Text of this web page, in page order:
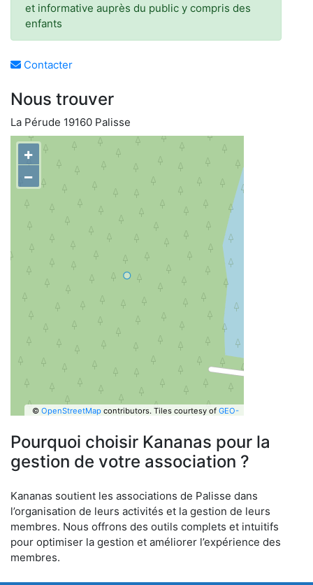
et informative auprès du public y compris des
enfants
Contacter
Nous trouver
La Pérude 19160 Palisse
+
−
© OpenStreetMapcontributors. Tiles courtesy of GEO-
Pourquoi choisir Kananas pour la
gestion de votre association ?
Kananas soutient les associations de Palisse dans
l’organisation de leurs activités et la gestion de leurs
membres. Nous offrons des outils complets et intuitifs
pour optimiser la gestion et améliorer l’expérience des
membres.